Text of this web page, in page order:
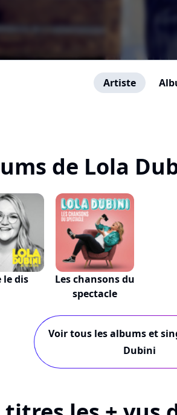
Artiste
de Lola
le dis
Les chansons du
spectacle
Voir tous les albums et
Dubini